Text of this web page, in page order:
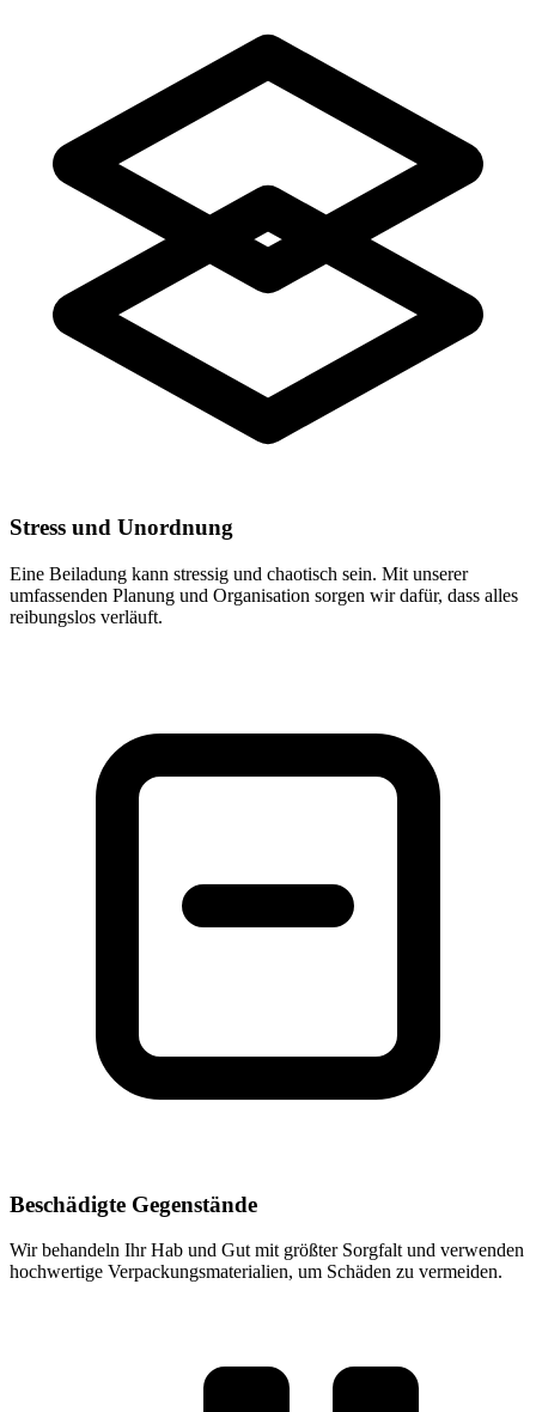
Stress und Unordnung
Eine Beiladung kann stressig und chaotisch sein. Mit unserer
umfassenden Planung und Organisation sorgen wir dafür, dass alles
reibungslos verläuft.
Beschädigte Gegenstände
Wir behandeln Ihr Hab und Gut mit größter Sorgfalt und verwenden
hochwertige Verpackungsmaterialien, um Schäden zu vermeiden.